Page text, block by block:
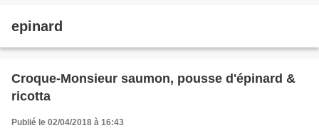
epinard
Croque-Monsieur saumon, pousse d'épinard &
ricotta
Publié le 02/04/2018 à 16:43